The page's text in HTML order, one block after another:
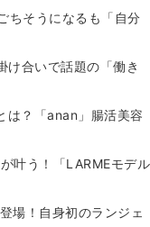
ちそうになるも「自分
け合いで話題の「働き
は？「anan」腸活美容
叶う！「LARMEモデル
場！自身初のランジェ